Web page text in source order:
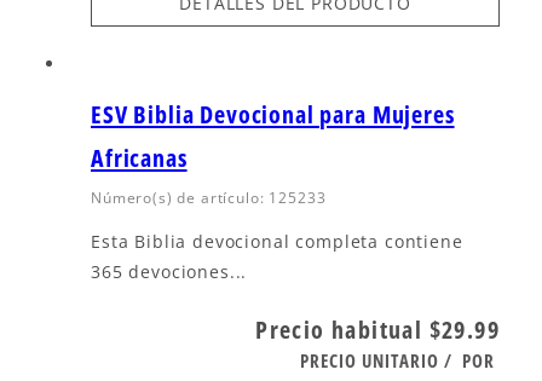
ESV Biblia Devocional para Mujeres
Africanas
Número(s) de artículo: 125233
Esta Biblia devocional completa contiene
365 devociones...
Precio habitual $29.99
PRECIO UNITARIO / POR